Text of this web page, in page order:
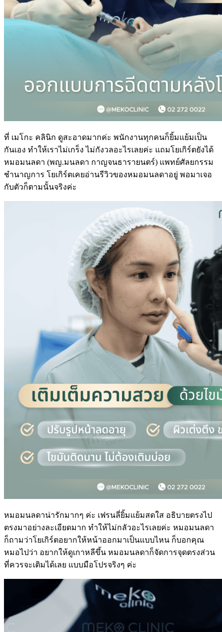
ที่ เมโกะ คลินิก ดูสะอาดมากค่ะ พนักงานทุกคนก็ยิ้มแย้มเป็น
กันเอง ทำให้เราไม่เกร็ง ไม่กังวลอะไรเลยค่ะ แถมโยเกิร์ตยังได้
หมอมนลดา (พญ.มนลดา กาญจนธารายนตร์) แพทย์ศัลยกรรม
ชำนาญการ โยเกิร์ตเคยอ่านรีวิวของหมอมนลดาอยู่ พอมาเจอ
กับตัวก็ตามนั้นจริงค่ะ
หมอมนลดาน่ารักมากๆ ค่ะ เฟรนลี่ยิ้มแย้มสดใส อธิบายตรงไป
ตรงมาอย่างละเอียดมาก ทำให้ไม่กลัวอะไรเลยค่ะ หมอมนลดา
ก็ถามว่าโยเกิร์ตอยากให้หน้าออกมาเป็นแบบไหน ก็บอกคุณ
หมอไปว่า อยากให้ดูเกาหลีขึ้น หมอมนลดาก็จัดการจุดตรงส่วน
ที่ควรจะเติมได้เลย แบบมือโปรจริงๆ ค่ะ